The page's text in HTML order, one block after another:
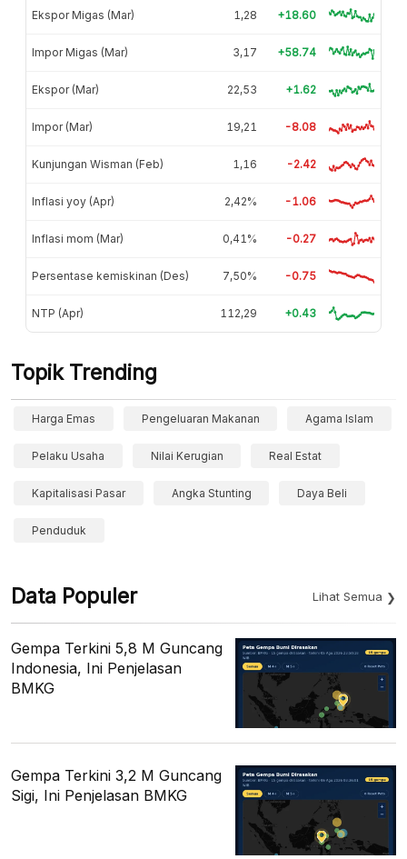
Ekspor Migas (Mar) 1,28 +18.60
Impor Migas (Mar) 3,17 +58.74
Ekspor (Mar) 22,53 +1.62
Impor (Mar) 19,21 -8.08
Kunjungan Wisman (Feb) 1,16 -2.42
Inflasi yoy (Apr) 2,42% -1.06
Inflasi mom (Mar) 0,41% -0.27
Persentase kemiskinan (Des) 7,50% -0.75
NTP (Apr) 112,29 +0.43
Topik Trending
Harga Emas Pengeluaran Makanan Agama Islam
Pelaku Usaha Nilai Kerugian Real Estat
Kapitalisasi Pasar Angka Stunting Daya Beli
Penduduk
Data Populer Lihat Semua
Gempa Terkini 5,8 M Guncang
Indonesia, Ini Penjelasan
BMKG
Gempa Terkini 3,2 M Guncang
Sigi, Ini Penjelasan BMKG